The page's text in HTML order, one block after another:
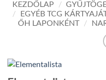
KEZDŐLAP /
/
EGYÉB TCG
ŐH LAPONKÉNT
/